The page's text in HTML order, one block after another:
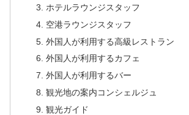
ホテルラウンジスタッフ
空港ラウンジスタッフ
外国人が利用する高級レストラン
外国人が利用するカフェ
外国人が利用するバー
観光地の案内コンシェルジュ
観光ガイド